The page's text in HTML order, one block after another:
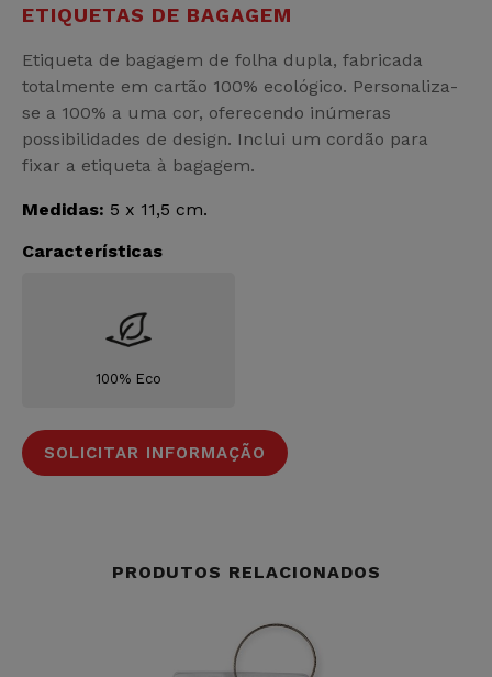
ETIQUETAS DE BAGAGEM
Etiqueta de bagagem de folha dupla, fabricada
totalmente em cartão 100% ecológico. Personaliza-
se a 100% a uma cor, oferecendo inúmeras
possibilidades de design. Inclui um cordão para
fixar a etiqueta à bagagem.
Medidas: 5 x 11,5 cm.
Características
100% Eco
SOLICITAR INFORMAÇÃO
PRODUTOS RELACIONADOS